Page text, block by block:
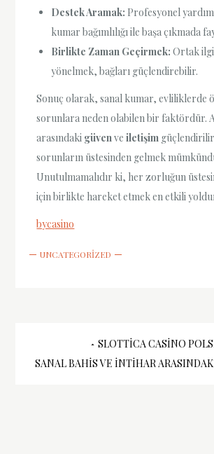
Destek Aramak: Profesyonel
kumar bağımlılığı ile başa çıkmada
Birlikte Zaman Geçirmek: Ortak
yönelmek, bağları güçlendirebilir.
Sonuç olarak, sanal kumar, evliliklerde
sorunlara neden olabilen bir faktördür.
arasındaki güvenveiletişim
sorunların üstesinden gelmek
Unutulmamalıdır ki, her zorluğun
için birlikte hareket etmek en etkili
bycasino
UNCATEGORIZED
Yazı
SLOTTICA CASINO
SANAL BAHIS VE İNTIHAR